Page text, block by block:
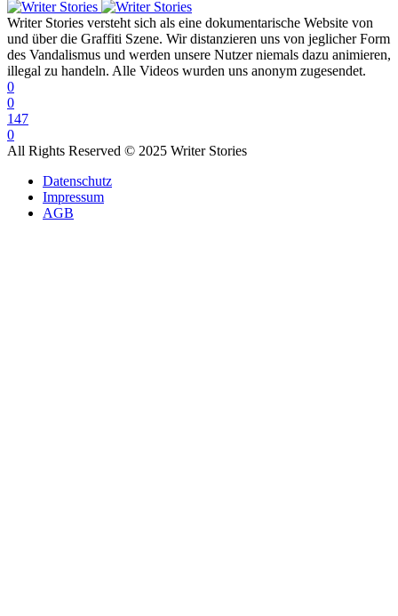
Writer Stories versteht sich als eine dokumentarische Website von
und über die Graffiti Szene. Wir distanzieren uns von jeglicher Form
des Vandalismus und werden unsere Nutzer niemals dazu animieren,
illegal zu handeln. Alle Videos wurden uns anonym zugesendet.
0
0
147
0
All Rights Reserved © 2025 Writer Stories
Datenschutz
Impressum
AGB